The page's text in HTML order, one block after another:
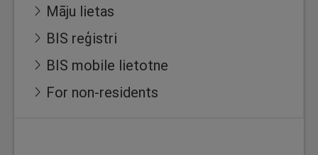
Māju lietas
BIS reģistri
BIS mobile lietotne
For non-residents